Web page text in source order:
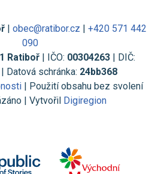
| obec@ratibor.cz | +420 571 442
090
Ratiboř| IČO: 00304263| DIČ:
| Datová schránka: 24bb368
| Použití obsahu bez svolení
| Vytvořil Digiregion